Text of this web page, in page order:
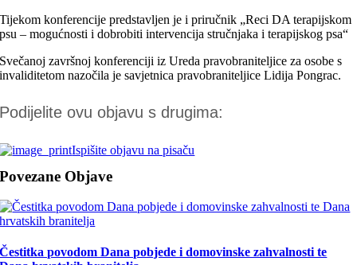
Tijekom konferencije predstavljen je i priručnik „Reci DA terapijskom
psu – mogućnosti i dobrobiti intervencija stručnjaka i terapijskog psa“
Svečanoj završnoj konferenciji iz Ureda pravobraniteljice za osobe s
invaliditetom nazočila je savjetnica pravobraniteljice Lidija Pongrac.
Podijelite ovu objavu s drugima:
Ispišite objavu na pisaču
Povezane Objave
Čestitka povodom Dana pobjede i domovinske zahvalnosti te